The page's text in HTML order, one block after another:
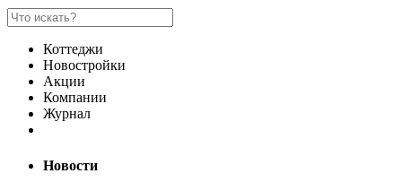
Коттеджи
Новостройки
Акции
Компании
Журнал
Новости